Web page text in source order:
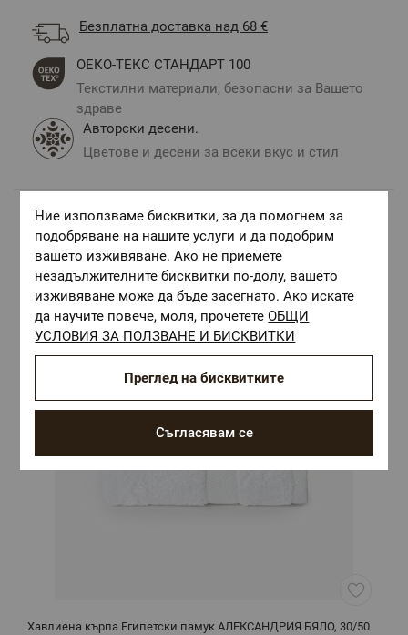
Безплатна доставка над 68 €
ОЕКО-ТЕКС СТАНДАРТ 100
Текстилни материали, безопасни за Вашето
здраве
Авторски десени.
Цветове и десени за всеки вкус и стил
Комбинирай с
Хавлиена кърпа Египетски памук АЛЕКСАНДРИЯ БЯЛО, 30/50
Ние използваме бисквитки, за да помогнем за
подобряване на нашите услуги и да подобрим
вашето изживяване. Ако не приемете
незадължителните бисквитки по-долу, вашето
изживяване може да бъде засегнато. Ако искате
да научите повече, моля, прочететеОБЩИ
УСЛОВИЯ ЗА ПОЛЗВАНЕ И БИСКВИТКИ
Съгласявам се
Преглед на бисквитките